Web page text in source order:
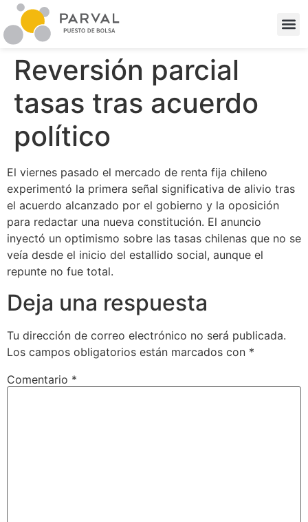
Reversión parcial
tasas tras acuerdo
político
El viernes pasado el mercado de renta fija chileno
experimentó la primera señal significativa de alivio tras
el acuerdo alcanzado por el gobierno y la oposición
para redactar una nueva constitución. El anuncio
inyectó un optimismo sobre las tasas chilenas que no se
veía desde el inicio del estallido social, aunque el
repunte no fue total.
Deja una respuesta
Tu dirección de correo electrónico no será publicada.
Los campos obligatorios están marcados con *
Comentario *